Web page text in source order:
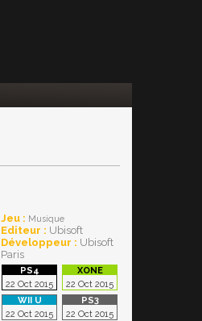
Jeu : Musique
Editeur : Ubisoft
Développeur : Ubisoft
Paris
22 Oct 2015 22 Oct 2015
22 Oct 2015 22 Oct 2015